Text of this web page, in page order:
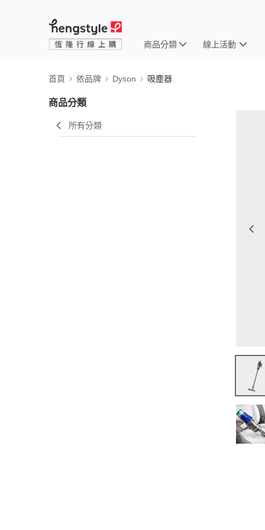
商品分類 線上活動
首頁 依品牌 Dyson 吸塵器
商品分類
所有分類